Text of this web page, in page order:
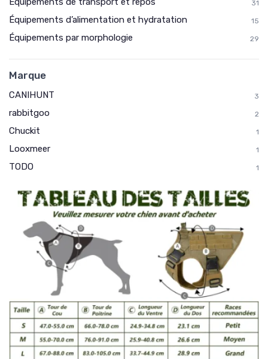
31
Équipements d’alimentation et hydratation 15
Équipements par morphologie 29
Marque
CANIHUNT 3
rabbitgoo 2
Chuckit 1
Looxmeer 1
TODO 1